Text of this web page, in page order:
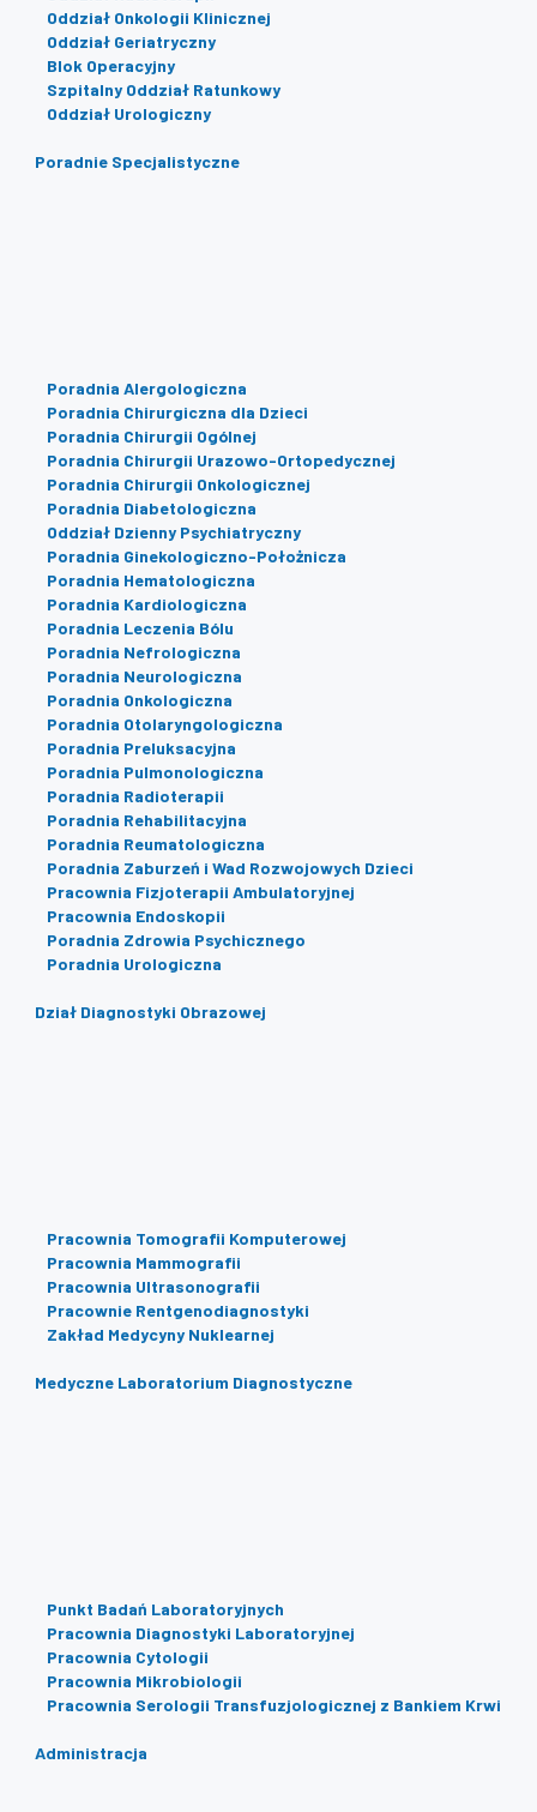
Oddział Onkologii Klinicznej
Oddział Geriatryczny
Blok Operacyjny
Szpitalny Oddział Ratunkowy
Oddział Urologiczny
Poradnie Specjalistyczne
Poradnia Alergologiczna
Poradnia Chirurgiczna dla Dzieci
Poradnia Chirurgii Ogólnej
Poradnia Chirurgii Urazowo-Ortopedycznej
Poradnia Chirurgii Onkologicznej
Poradnia Diabetologiczna
Oddział Dzienny Psychiatryczny
Poradnia Ginekologiczno-Położnicza
Poradnia Hematologiczna
Poradnia Kardiologiczna
Poradnia Leczenia Bólu
Poradnia Nefrologiczna
Poradnia Neurologiczna
Poradnia Onkologiczna
Poradnia Otolaryngologiczna
Poradnia Preluksacyjna
Poradnia Pulmonologiczna
Poradnia Radioterapii
Poradnia Rehabilitacyjna
Poradnia Reumatologiczna
Poradnia Zaburzeń i Wad Rozwojowych Dzieci
Pracownia Fizjoterapii Ambulatoryjnej
Pracownia Endoskopii
Poradnia Zdrowia Psychicznego
Poradnia Urologiczna
Dział Diagnostyki Obrazowej
Pracownia Tomografii Komputerowej
Pracownia Mammografii
Pracownia Ultrasonografii
Pracownie Rentgenodiagnostyki
Zakład Medycyny Nuklearnej
Medyczne Laboratorium Diagnostyczne
Punkt Badań Laboratoryjnych
Pracownia Diagnostyki Laboratoryjnej
Pracownia Cytologii
Pracownia Mikrobiologii
Pracownia Serologii Transfuzjologicznej z Bankiem Krwi
Administracja